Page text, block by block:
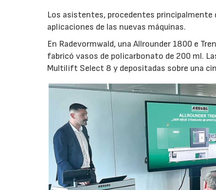
Los asistentes, procedentes
aplicaciones de las nuevas máquinas.
En Radevormwald, una Allrounder 1800 e
fabricó vasos de policarbonato de 200 ml.
Multilift Select 8 y depositadas sobre una